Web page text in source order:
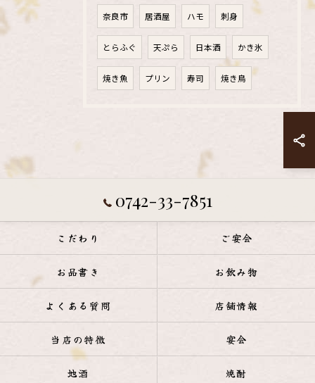
奈良市 居酒屋 ハモ 刺身
とらふぐ 天ぷら 日本酒 かき氷
焼き魚 プリン 寿司 焼き鳥
0742-33-7851
こだわり ご宴会
お品書き お飲み物
よくある質問 店舗情報
当店の特徴 宴会
地酒 焼酎